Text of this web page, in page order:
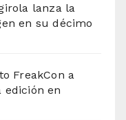
lanza la
en su décimo
FreakCon a
edición en